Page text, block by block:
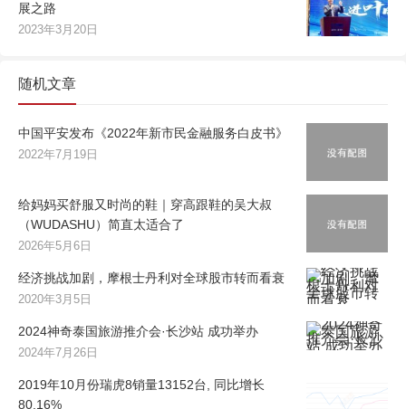
展之路
2023年3月20日
随机文章
中国平安发布《2022年新市民金融服务白皮书》
2022年7月19日
给妈妈买舒服又时尚的鞋｜穿高跟鞋的吴大叔
（WUDASHU）简直太适合了
2026年5月6日
经济挑战加剧，摩根士丹利对全球股市转而看衰
2020年3月5日
2024神奇泰国旅游推介会·长沙站 成功举办
2024年7月26日
2019年10月份瑞虎8销量13152台, 同比增长
80.16%